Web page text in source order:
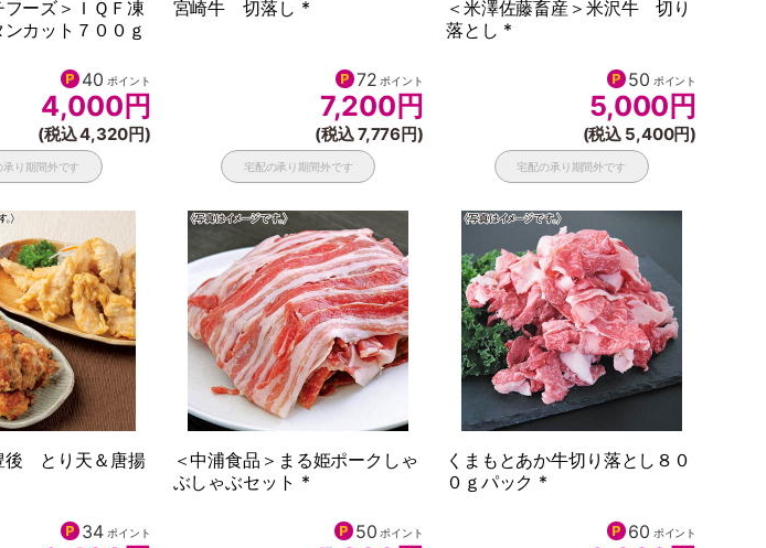
フーズ＞ＩＱＦ凍
カット７００ｇ
40 ポイント
4,000 円
(税込 4,320円)
承り期間外です
宮崎牛 切落し *
72 ポイント
7,200 円
(税込 7,776円)
宅配の承り期間外です
＜米澤佐藤畜産＞米沢牛 切り
落とし *
50 ポイント
5,000 円
(税込 5,400円)
宅配の承り期間外です
とり天＆唐揚
34 ポイント
＜中浦食品＞まる姫ポークしゃ
ぶしゃぶセット *
50 ポイント
くまもとあか牛切り落とし８０
０ｇパック *
60 ポイント